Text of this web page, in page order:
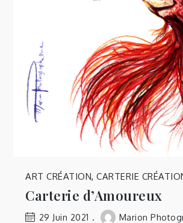
ART CRÉATION,CARTERIE
Carterie d’Amoureux
29 Juin 2021
Marion